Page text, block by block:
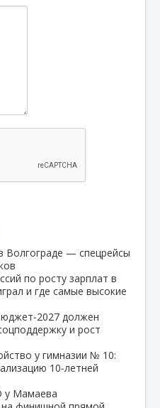
Волгограде — спецрейсы
по росту зарплат в
и где самые высокие
должен
и рост
у гимназии № 10:
10‑летней
у Мамаева